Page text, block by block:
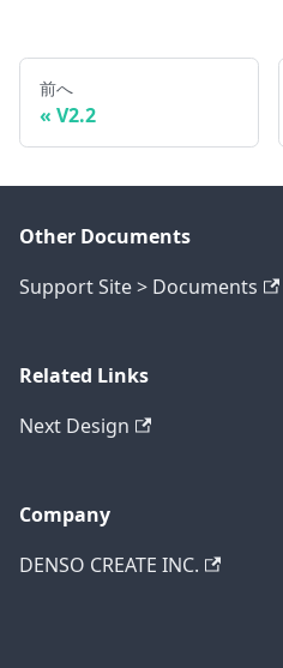
前へ
V2.2
Other Documents
Support Site > Documents
Related Links
Next Design
Company
DENSO CREATE INC.